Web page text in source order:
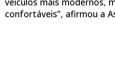
confortáveis”, afirmou a